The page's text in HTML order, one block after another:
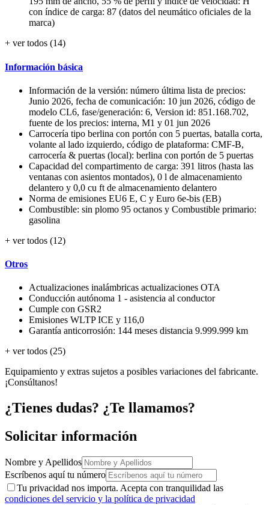
con índice de carga: 87 (datos del neumático oficiales de la
marca)
+ ver todos (14)
Información básica
Información de la versión: número última lista de precios:
Junio 2026, fecha de comunicación: 10 jun 2026, código de
modelo CL6, fase/generación: 6, Version id: 851.168.702,
fuente de los precios: interna, M1 y 01 jun 2026
Carrocería tipo berlina con portón con 5 puertas, batalla corta,
volante al lado izquierdo, código de plataforma: CMF-B,
carrocería & puertas (local): berlina con portón de 5 puertas
Capacidad del compartimento de carga: 391 litros (hasta las
ventanas con asientos montados), 0 l de almacenamiento
delantero y 0,0 cu ft de almacenamiento delantero
Norma de emisiones EU6 E, C y Euro 6e-bis (EB)
Combustible: sin plomo 95 octanos y Combustible primario:
gasolina
+ ver todos (12)
Otros
Actualizaciones inalámbricas actualizaciones OTA
Conducción autónoma 1 - asistencia al conductor
Cumple con GSR2
Emisiones WLTP ICE y 116,0
Garantía anticorrosión: 144 meses distancia 9.999.999 km
+ ver todos (25)
Equipamiento y extras sujetos a posibles variaciones del fabricante.
¡Consúltanos!
¿Tienes dudas? ¿Te llamamos?
Solicitar información
Nombre y Apellidos
Escríbenos aquí tu número
Tu privacidad nos importa. Acepta con tranquilidad las
condiciones del servicio y la política de privacidad